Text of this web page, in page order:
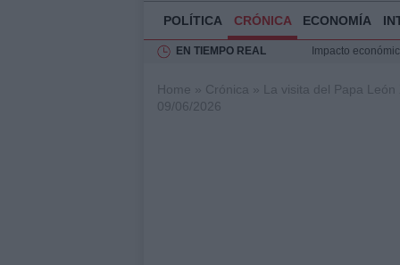
POLÍTICA CRÓNICA ECONOMÍA
EN TIEMPO REAL
Impacto
Transformación
Home » Crónica »
La visita del Papa
09/06/2026